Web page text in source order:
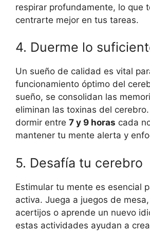
respirar profundamente, lo que
centrarte mejor en tus tareas.
4. Duerme lo
Un sueño de calidad es vital
funcionamiento óptimo del
sueño, se consolidan las
eliminan las toxinas del
dormir entre 7 y 9 horas cada
mantener tu mente alerta y
5. Desafía tu cerebro
Estimular tu mente es esencial
activa. Juega a juegos de
acertijos o aprende un nuevo
estas actividades ayudan a